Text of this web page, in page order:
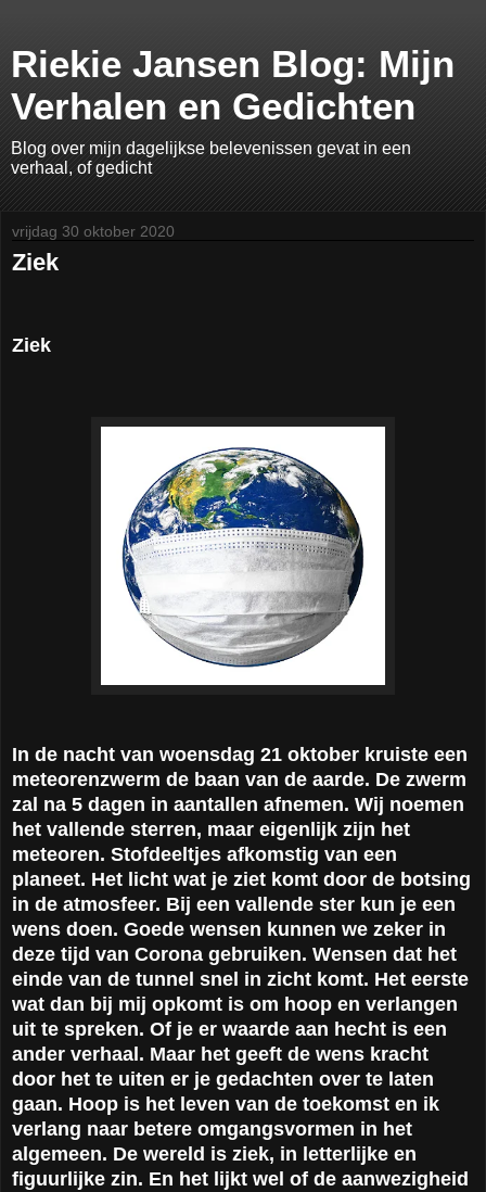
Riekie Jansen Blog: Mijn
Verhalen en Gedichten
Blog over mijn dagelijkse belevenissen gevat in een
verhaal, of gedicht
vrijdag 30 oktober 2020
Ziek
Ziek
In de nacht van woensdag 21 oktober kruiste een
meteorenzwerm de baan van de aarde. De zwerm
zal na 5 dagen in aantallen afnemen. Wij noemen
het vallende sterren, maar eigenlijk zijn het
meteoren. Stofdeeltjes afkomstig van een
planeet. Het licht wat je ziet komt door de botsing
in de atmosfeer. Bij een vallende ster kun je een
wens doen. Goede wensen kunnen we zeker in
deze tijd van Corona gebruiken. Wensen dat het
einde van de tunnel snel in zicht komt. Het eerste
wat dan bij mij opkomt is om hoop en verlangen
uit te spreken. Of je er waarde aan hecht is een
ander verhaal. Maar het geeft de wens kracht
door het te uiten er je gedachten over te laten
gaan. Hoop is het leven van de toekomst en ik
verlang naar betere omgangsvormen in het
algemeen. De wereld is ziek, in letterlijke en
figuurlijke zin. En het lijkt wel of de aanwezigheid